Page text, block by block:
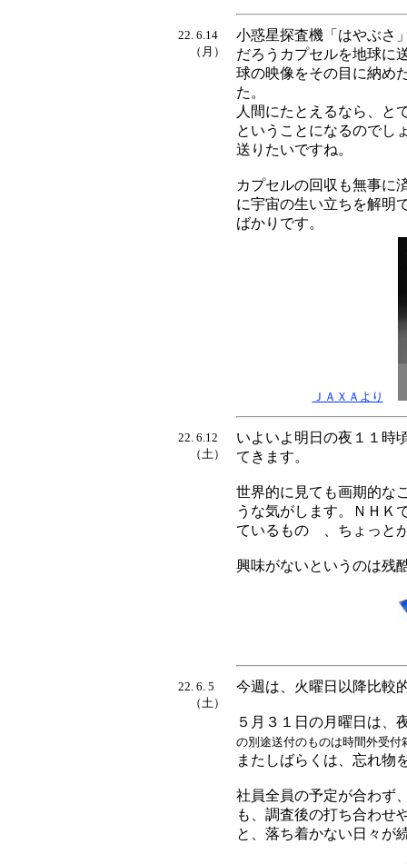
22. 6.14
（月）
小惑星探査機「はやぶさ
だろうカプセルを地球に
球の映像をその目に納め
た。
人間にたとえるなら、と
ということになるのでし
送りたいですね。
カプセルの回収も無事に
に宇宙の生い立ちを解明
ばかりです。
ＪＡＸＡより
22. 6.12
（土）
いよいよ明日の夜１１時
てきます。
世界的に見ても画期的な
うな気がします。ＮＨＫ
ているものゝ、ちょっと
興味がないというのは残
22. 6. 5
（土）
今週は、火曜日以降比較
５月３１日の月曜日は、
の別途送付のものは時間外受付
またしばらくは、忘れ物
社員全員の予定が合わず
も、調査後の打ち合わせ
と、落ち着かない日々が